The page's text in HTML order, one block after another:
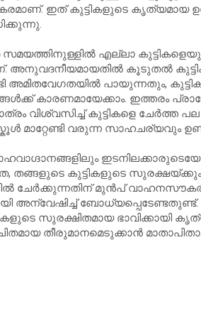
ഇത് കുട്ടികളുടെ കൃത്യമായ
എല്ലാ
അനുവദനീയമായതിൽ കൂടുതൽ
അമിതവേഗതയിൽ പായുന്നതും,
കാരണമായേക്കാം. ഇത്തരം
വിശ്വസിച്ച് കുട്ടികളെ ചേർത്ത പല
മാറ്റേണ്ടി വരുന്ന സാഹചര്യവും
തങ്ങളുടെ കുട്ടികളുടെ
ചേർക്കുന്നതിന് മുൻപ്
അന്വേഷിച്ച്
സുരക്ഷിതമായ
തീരുമാനമെടുക്കാൻ